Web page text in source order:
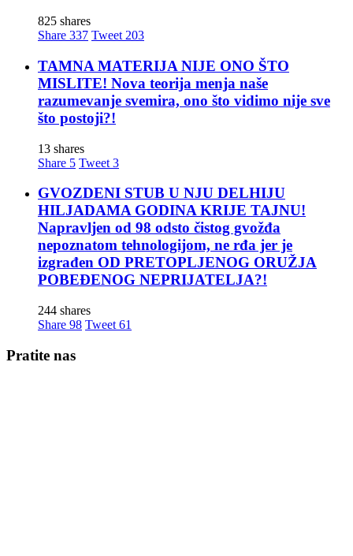
825 shares
Share 337 Tweet 203
TAMNA MATERIJA NIJE ONO ŠTO
MISLITE! Nova teorija menja naše
razumevanje svemira, ono što vidimo nije sve
što postoji?!
13 shares
Share 5 Tweet 3
GVOZDENI STUB U NJU DELHIJU
HILJADAMA GODINA KRIJE TAJNU!
Napravljen od 98 odsto čistog gvožđa
nepoznatom tehnologijom, ne rđa jer je
izgrađen OD PRETOPLJENOG ORUŽJA
POBEĐENOG NEPRIJATELJA?!
244 shares
Share 98 Tweet 61
Pratite nas